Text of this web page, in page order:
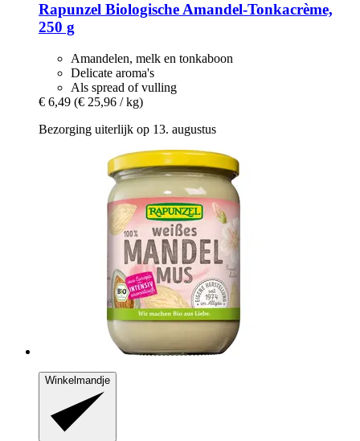
Rapunzel Biologische Amandel-​Tonkacrème,
250 g
Amandelen, melk en tonkaboon
Delicate aroma's
Als spread of vulling
€ 6,49 (€ 25,96 / kg)
Bezorging uiterlijk op 13. augustus
Winkelmandje